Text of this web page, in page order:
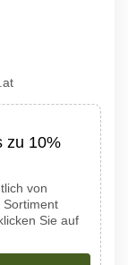
zu 10%
von
Sortiment
Sie auf